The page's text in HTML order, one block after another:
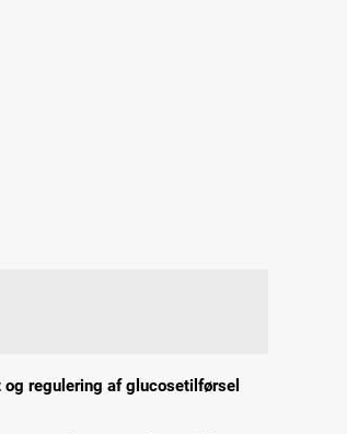
regulering af glucosetilførsel